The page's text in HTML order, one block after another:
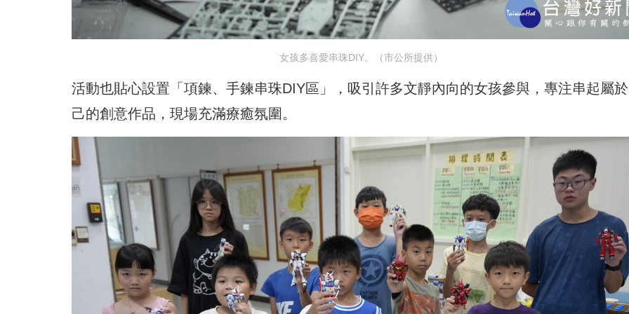
女孩多喜愛串珠DIY。（市公所提供）
活動也貼心設置「項鍊、手鍊串珠DIY區」，吸引許多文靜內向的女孩參與，專注串起屬
己的創意作品，現場充滿療癒氛圍。